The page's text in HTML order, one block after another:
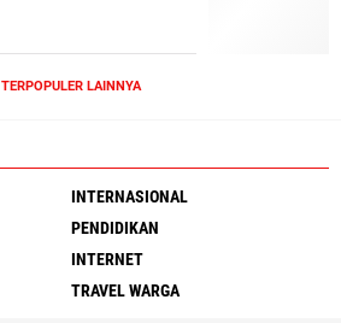
TERPOPULER LAINNYA
INTERNASIONAL
PENDIDIKAN
INTERNET
TRAVEL WARGA